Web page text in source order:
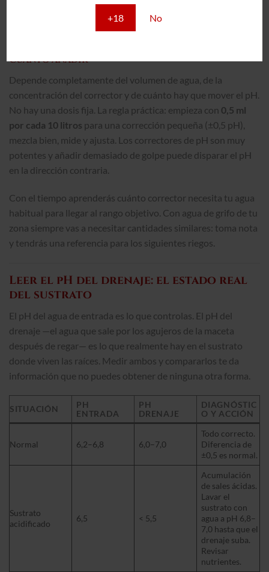
+18 No
calcio en solución. El hidróxido de potasio es el más habitual
porque también aporta potasio. Manipúlalo con guantes: en
concentración pura es cáustico.
Cuánto añadir
Depende completamente del volumen de agua, de la
concentración del corrector y de cuánto hay que mover el pH.
No hay una dosis fija. La regla práctica: empieza con 0,5 ml
por cada 10 litros para una corrección pequeña (±0,5 pH),
mezcla bien, mide y ajusta. Los correctores de pH son muy
potentes y añadir demasiado de golpe puede disparar el pH
en la dirección contraria.
Con el tiempo aprenderás cuánto corrector necesita tu agua
habitual para llegar al rango objetivo. Con agua de grifo de tu
zona siempre vas a necesitar cantidades similares: toma nota
y tendrás una referencia para los siguientes riegos.
Leer el pH del drenaje: el estado real
del sustrato
El pH del agua de entrada es lo que controlas. El pH del
drenaje —el agua que sale por los agujeros de la maceta
después de regar— es lo que realmente hay en el sustrato
donde viven las raíces. Medir ambos y compararlos te da
información que no puedes obtener de ninguna otra forma.
SITUACIÓN
PH
ENTRADA
PH
DRENAJE
DIAGNÓSTIC
O Y ACCIÓN
Normal 6,2–6,8 6,0–7,0
Todo correcto.
Diferencia de
±0,5 es normal.
Sustrato
acidificado
6,5 < 5,5
Acumulación
de sales ácidas.
Lavar el
sustrato con
agua a pH 6,8–
7,0 hasta que el
drenaje suba.
Revisar
nutrientes.